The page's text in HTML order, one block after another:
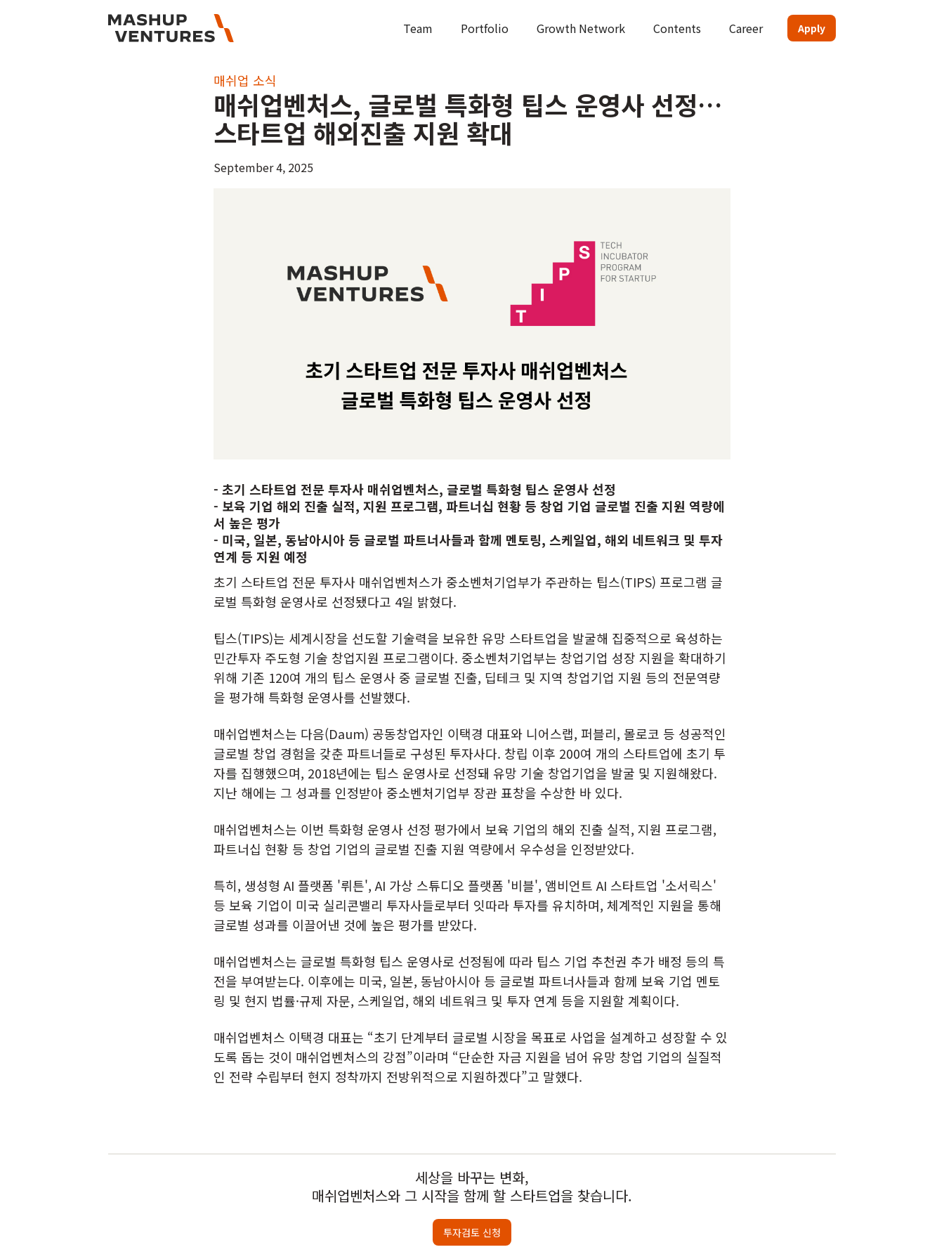
Team Portfolio Growth Network Contents Career Apply
매쉬업 소식
매쉬업벤처스, 글로벌 특화형 팁스 운영사 선정…
스타트업 해외진출 지원 확대
September 4, 2025
- 초기 스타트업 전문 투자사 매쉬업벤처스, 글로벌 특화형 팁스 운영사 선정
- 보육 기업 해외 진출 실적, 지원 프로그램, 파트너십 현황 등 창업 기업 글로벌 진출 지원 역량에
서 높은 평가
- 미국, 일본, 동남아시아 등 글로벌 파트너사들과 함께 멘토링, 스케일업, 해외 네트워크 및 투자
연계 등 지원 예정
초기 스타트업 전문 투자사 매쉬업벤처스가 중소벤처기업부가 주관하는 팁스(TIPS) 프로그램 글
로벌 특화형 운영사로 선정됐다고 4일 밝혔다.
팁스(TIPS)는 세계시장을 선도할 기술력을 보유한 유망 스타트업을 발굴해 집중적으로 육성하는
민간투자 주도형 기술 창업지원 프로그램이다. 중소벤처기업부는 창업기업 성장 지원을 확대하기
위해 기존 120여 개의 팁스 운영사 중 글로벌 진출, 딥테크 및 지역 창업기업 지원 등의 전문역량
을 평가해 특화형 운영사를 선발했다.
매쉬업벤처스는 다음(Daum) 공동창업자인 이택경 대표와 니어스랩, 퍼블리, 몰로코 등 성공적인
글로벌 창업 경험을 갖춘 파트너들로 구성된 투자사다. 창립 이후 200여 개의 스타트업에 초기 투
자를 집행했으며, 2018년에는 팁스 운영사로 선정돼 유망 기술 창업기업을 발굴 및 지원해왔다.
지난 해에는 그 성과를 인정받아 중소벤처기업부 장관 표창을 수상한 바 있다.
매쉬업벤처스는 이번 특화형 운영사 선정 평가에서 보육 기업의 해외 진출 실적, 지원 프로그램,
파트너십 현황 등 창업 기업의 글로벌 진출 지원 역량에서 우수성을 인정받았다.
특히, 생성형 AI 플랫폼 '뤼튼', AI 가상 스튜디오 플랫폼 '비블', 앰비언트 AI 스타트업 '소서릭스'
등 보육 기업이 미국 실리콘밸리 투자사들로부터 잇따라 투자를 유치하며, 체계적인 지원을 통해
글로벌 성과를 이끌어낸 것에 높은 평가를 받았다.
매쉬업벤처스는 글로벌 특화형 팁스 운영사로 선정됨에 따라 팁스 기업 추천권 추가 배정 등의 특
전을 부여받는다. 이후에는 미국, 일본, 동남아시아 등 글로벌 파트너사들과 함께 보육 기업 멘토
링 및 현지 법률·규제 자문, 스케일업, 해외 네트워크 및 투자 연계 등을 지원할 계획이다.
매쉬업벤처스 이택경 대표는 “초기 단계부터 글로벌 시장을 목표로 사업을 설계하고 성장할 수 있
도록 돕는 것이 매쉬업벤처스의 강점”이라며 “단순한 자금 지원을 넘어 유망 창업 기업의 실질적
인 전략 수립부터 현지 정착까지 전방위적으로 지원하겠다”고 말했다.
세상을 바꾸는 변화,
매쉬업벤처스와 그 시작을 함께 할 스타트업을 찾습니다.
투자검토 신청